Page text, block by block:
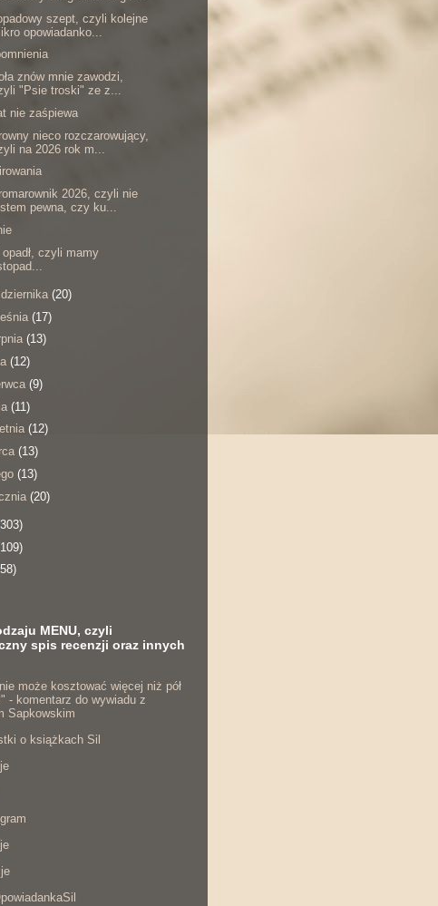
szept, czyli kolejne
opowiadanko...
znów mnie zawodzi,
"Psie troski" ze z...
nie zaśpiewa
nieco rozczarowujący,
na 2026 rok m...
2026, czyli nie
pewna, czy ku...
czyli mamy
(20)
(17)
(13)
(12)
(9)
(11)
(12)
(13)
(13)
(20)
MENU, czyli
spis recenzji oraz innych
może kosztować więcej niż pół
- komentarz do wywiadu z
Sapkowskim
o książkach Sil